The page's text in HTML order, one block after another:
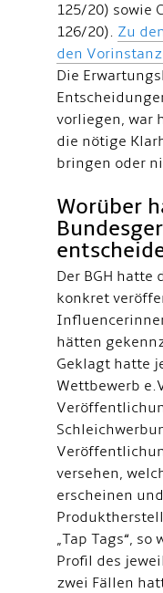
125/20) sowie
126/20). Zu
den
Die
vorliegen, war
die nötige
bringen oder
Worüber
Der BGH hatte
konkret
hätten
Geklagt hatte
Wettbewerb
versehen,
erscheinen
„Tap Tags“,
Profil des
zwei Fällen